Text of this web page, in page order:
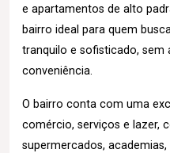
e apartamentos de alto
bairro ideal para quem
tranquilo e sofisticado, sem
conveniência.
O bairro conta com uma
comércio, serviços e lazer,
supermercados,